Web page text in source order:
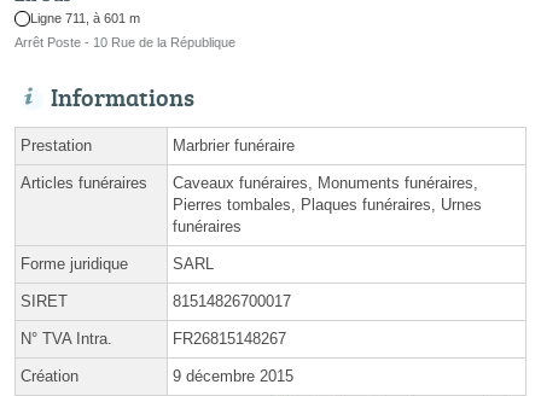
Ligne 711, à 601 m
Arrêt Poste - 10 Rue de la République
Informations
Prestation Marbrier funéraire
Articles funéraires
Caveaux funéraires, Monuments funéraires,
Pierres tombales, Plaques funéraires, Urnes
funéraires
Forme juridique SARL
SIRET 81514826700017
N° TVA Intra. FR26815148267
Création 9 décembre 2015